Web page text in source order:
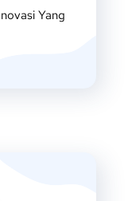
Yang